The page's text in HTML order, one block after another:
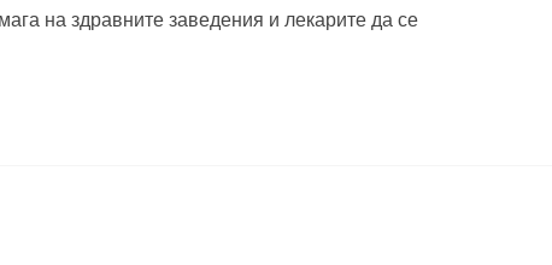
на здравните заведения и лекарите да се